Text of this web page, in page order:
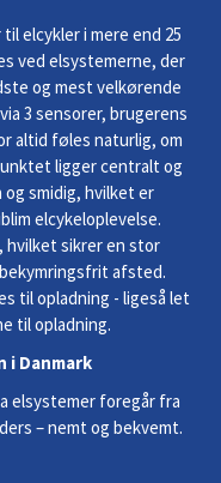
elcykler i mere end 25
ved elsystemerne, der
og mest velkørende
3 sensorer, brugerens
altid føles naturlig, om
ligger centralt og
smidig, hvilket er
elcykeloplevelse.
sikrer en stor
afsted.
til opladning - ligeså let
til opladning.
i Danmark
elsystemer foregår fra
– nemt og bekvemt.